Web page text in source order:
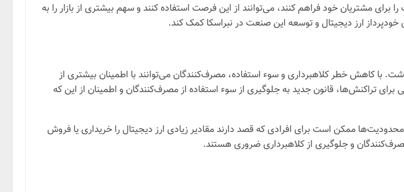
برای مشتریان خود فراهم کنند، می‌توانند از این فرصت استفاده کنند و سهم بیشتری از بازار را به
ارز دیجیتال و توسعه این صنعت در نبراسکا کمک کند.
با کاهش خطر کلاهبرداری و سوء استفاده، مصرف‌کنندگان می‌توانند با اطمینان بیشتری از
تراکنش‌ها، قانون جدید به جلوگیری از سوء استفاده از مصرف‌کنندگان و اطمینان از این که
ممکن است برای افرادی که قصد دارند مقادیر زیادی ارز دیجیتال را خریداری یا فروش
و جلوگیری از کلاهبرداری ضروری هستند.